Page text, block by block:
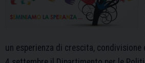
un esperienza di crescita,